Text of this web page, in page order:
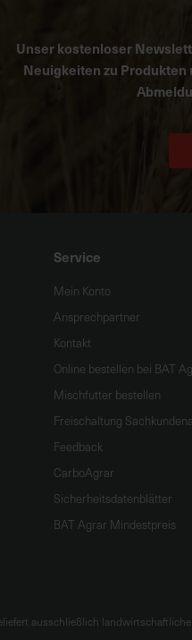
Unser kostenloser
Neuigkeiten zu
Service
Mein Konto
Ansprechpartner
Kontakt
Online bestellen bei BAT
Mischfutter bestellen
Freischaltung
Feedback
CarboAgrar
Sicherheitsdatenblätter
BAT Agrar Mindestpreis
ausschließlich landwirtschaftliche